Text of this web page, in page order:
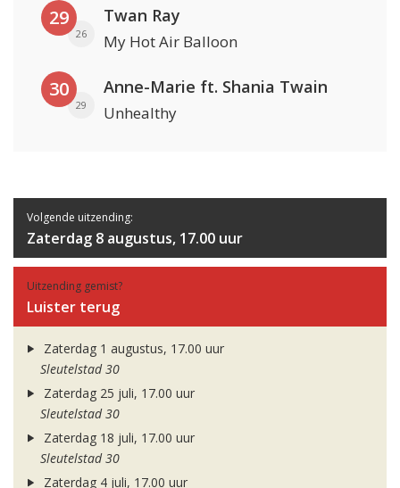
29
26
Twan Ray
My Hot Air Balloon
30
29
Anne-Marie ft. Shania Twain
Unhealthy
Volgende uitzending:
Zaterdag 8 augustus, 17.00 uur
Uitzending gemist?
Luister terug
Zaterdag 1 augustus, 17.00 uur
Sleutelstad 30
Zaterdag 25 juli, 17.00 uur
Sleutelstad 30
Zaterdag 18 juli, 17.00 uur
Sleutelstad 30
Zaterdag 4 juli, 17.00 uur